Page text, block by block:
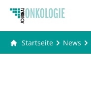
Startseite News